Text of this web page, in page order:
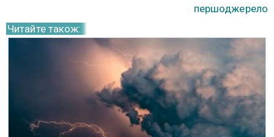
першоджерело
Читайте також: